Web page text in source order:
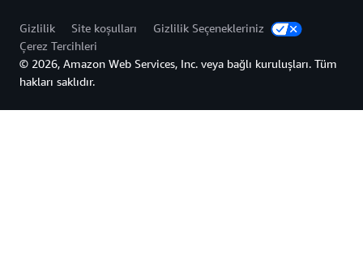
Gizlilik Site koşulları
Gizlilik Seçenekleriniz
Çerez Tercihleri
© 2026, Amazon Web Services, Inc. veya bağlı kuruluşları. Tüm
hakları saklıdır.